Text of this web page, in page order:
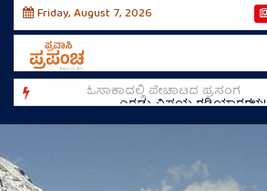
Friday, August 7, 2026
ಎರಡು ವಿಸ್ಮಯ ಗಡಿಯಾರಗಳು!
ಓಸಾಕಾದಲ್ಲಿ ಪೇಚಾಟದ ಪ್ರಸಂಗ